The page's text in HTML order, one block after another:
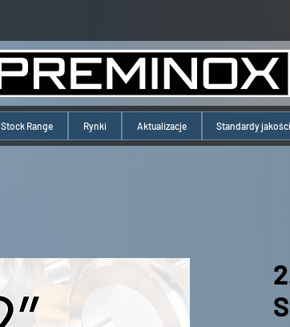
Stock Range Rynki Aktualizacje Standardy jakości